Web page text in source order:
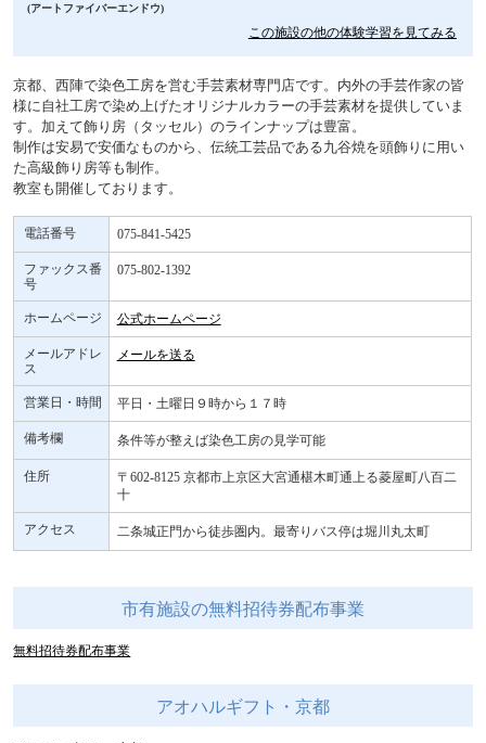
(アートファイバーエンドウ)
この施設の他の体験学習を見てみる
京都、西陣で染色工房を営む手芸素材専門店です。内外の手芸作家の皆
様に自社工房で染め上げたオリジナルカラーの手芸素材を提供していま
す。加えて飾り房（タッセル）のラインナップは豊富。
制作は安易で安価なものから、伝統工芸品である九谷焼を頭飾りに用い
た高級飾り房等も制作。
教室も開催しております。
電話番号 075-841-5425
ファックス番
号
075-802-1392
ホームページ 公式ホームページ
メールアドレ
ス
メールを送る
営業日・時間 平日・土曜日９時から１７時
備考欄 条件等が整えば染色工房の見学可能
住所
〒602-8125 京都市上京区大宮通椹木町通上る菱屋町八百二
十
アクセス 二条城正門から徒歩圏内。最寄りバス停は堀川丸太町
市有施設の無料招待券配布事業
無料招待券配布事業
アオハルギフト・京都